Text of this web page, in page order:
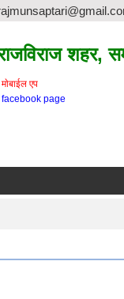
शहर,
माेबाईल एप
facebook page